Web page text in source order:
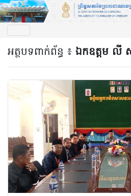
អត្ថបទពាក់ព័ន្ធ ៖ ឯកឧត្តម លី